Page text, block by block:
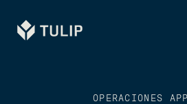
Tulip
OPERACIONES